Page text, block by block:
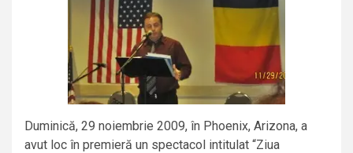
Duminică, 29 noiembrie 2009, în Phoenix, Arizona, a
avut loc în premieră un spectacol intitulat “Ziua